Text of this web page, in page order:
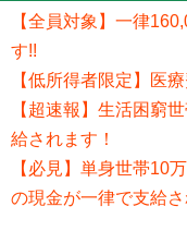
【全員対象】一律
す!!
【低所得者限定】医
【超速報】生活困窮
給されます！
【必見】単身世帯10
の現金が一律で支給さ